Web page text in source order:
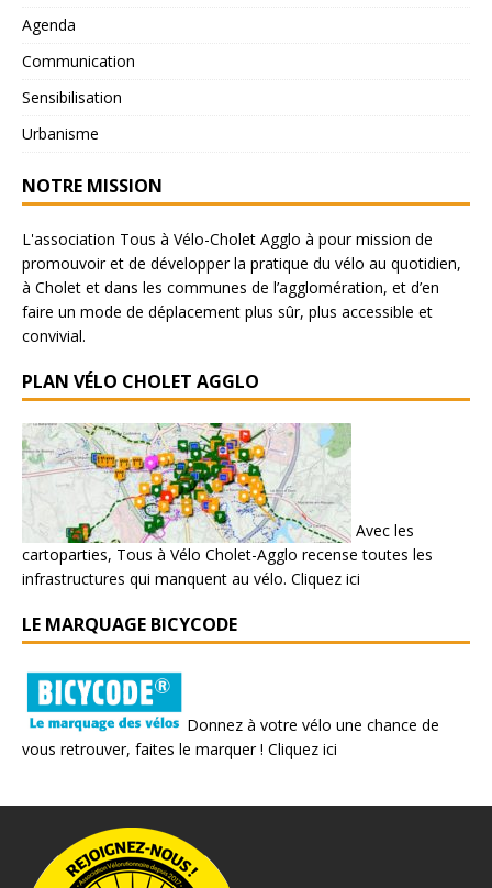
Agenda
Communication
Sensibilisation
Urbanisme
NOTRE MISSION
L'association Tous à Vélo-Cholet Agglo à pour mission de
promouvoir et de développer la pratique du vélo au quotidien,
à Cholet et dans les communes de l’agglomération, et d’en
faire un mode de déplacement plus sûr, plus accessible et
convivial.
PLAN VÉLO CHOLET AGGLO
Avec les
cartoparties, Tous à Vélo Cholet-Agglo recense toutes les
infrastructures qui manquent au vélo. Cliquez ici
LE MARQUAGE BICYCODE
Donnez à votre vélo une chance de
vous retrouver, faites le marquer ! Cliquez ici